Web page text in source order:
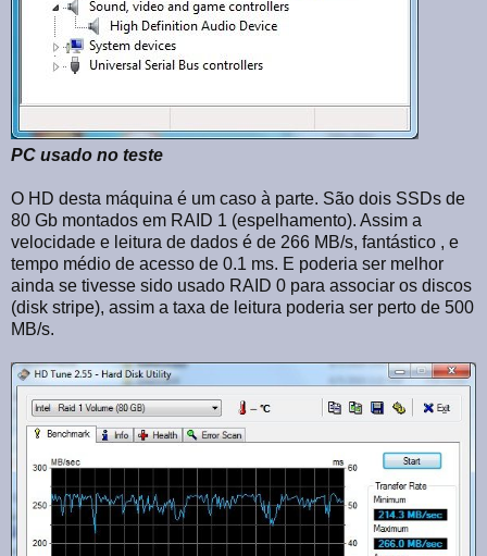
PC usado no teste
O HD desta máquina é um caso à parte. São dois SSDs de
80 Gb montados em RAID 1 (espelhamento). Assim a
velocidade e leitura de dados é de 266 MB/s, fantástico , e
tempo médio de acesso de 0.1 ms. E poderia ser melhor
ainda se tivesse sido usado RAID 0 para associar os discos
(disk stripe), assim a taxa de leitura poderia ser perto de 500
MB/s.